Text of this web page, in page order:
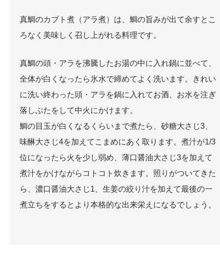
真鯛のカブト煮（アラ煮）は、鯛の旨みが出て余すとこ
ろなく美味しく召し上がれる料理です。
真鯛の頭・アラを沸騰したお湯の中に入れ鍋に並べて、
全体が白くなったら氷水で締めてよく洗います。きれい
に洗い終わった頭・アラを鍋に入れてお酒、お水を注ぎ
落しぶたをして中火にかけます。
鯛の目玉が白くなるくらいまで煮たら、砂糖大さじ3、
味醂大さじ4を加えてこまめにあく取ります。煮汁が1/3
位になったら火を少し弱め、薄口醤油大さじ3を加えて
煮汁をかけながらコトコト炊きます。照りがついてきた
ら、濃口醤油大さじ1、生姜の絞り汁を加えて最後の一
煮立ちをするとより本格的な出来栄えになるでしょう。